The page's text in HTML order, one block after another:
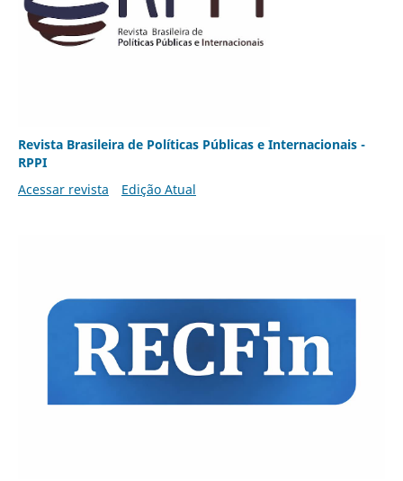
Revista Brasileira de Políticas Públicas e Internacionais -
RPPI
Acessar revista
Edição Atual